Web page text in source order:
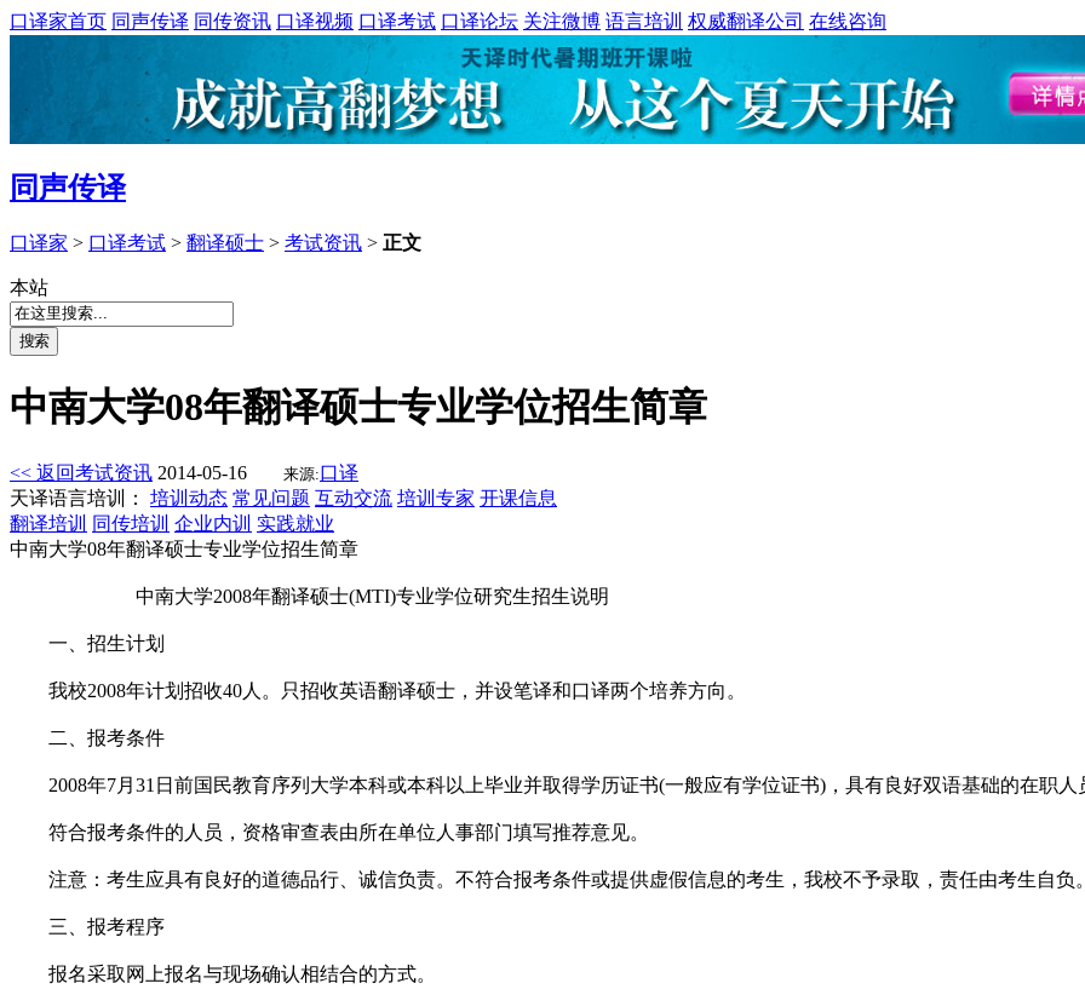
口译家首页 同声传译 同传资讯 口译视频 口译考试 口译论坛 关注微博 语言培训 权威翻译公司 在线咨询
同声传译
口译家 > 口译考试 > 翻译硕士 > 考试资讯 > 正文
本站
中南大学08年翻译硕士专业学位招生简章
<< 返回考试资讯 2014-05-16 来源:口译
天译语言培训： 培训动态 常见问题 互动交流 培训专家 开课信息
翻译培训
同传培训 企业内训 实践就业
中南大学08年翻译硕士专业学位招生简章
中南大学2008年翻译硕士(MTI)专业学位研究生招生说明
一、招生计划
我校2008年计划招收40人。只招收英语翻译硕士，并设笔译和口译两个培养方向。
二、报考条件
2008年7月31日前国民教育序列大学本科或本科以上毕业并取得学历证书(一般应有学位证书)，具有良好双语基础的在职人
符合报考条件的人员，资格审查表由所在单位人事部门填写推荐意见。
注意：考生应具有良好的道德品行、诚信负责。不符合报考条件或提供虚假信息的考生，我校不予录取，责任由考生自负
三、报考程序
报名采取网上报名与现场确认相结合的方式。